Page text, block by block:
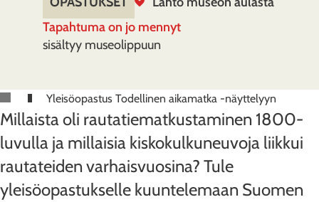
Tapahtuma on jo mennyt
sisältyy museolippuun
Yleisöopastus Todellinen aikamatka -näyttelyyn
Millaista oli rautatiematkustaminen 1800-
luvulla ja millaisia kiskokulkuneuvoja liikkui
rautateiden varhaisvuosina? Tule
yleisöopastukselle kuuntelemaan Suomen